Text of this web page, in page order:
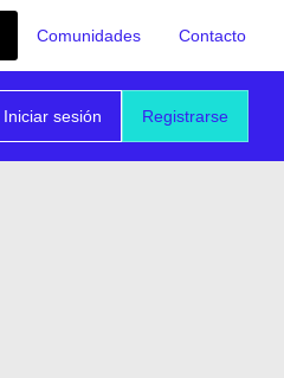
Comunidades Contacto
Registrarse
Iniciar sesión